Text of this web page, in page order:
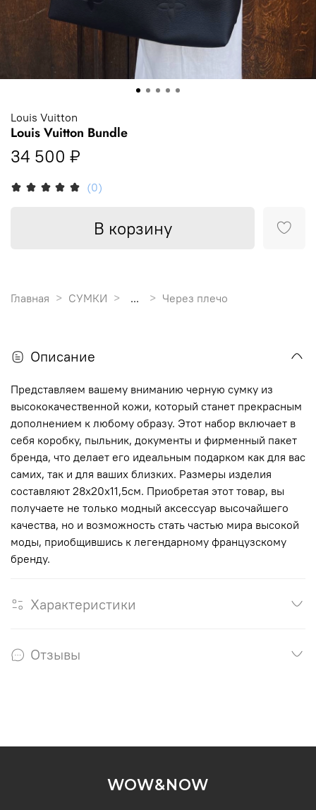
(0)
Louis Vuitton
Louis Vuitton Bundle
34 500 ₽
В корзину
Главная СУМКИ ... Через плечо
Описание
Представляем вашему вниманию черную сумку из
высококачественной кожи, который станет прекрасным
дополнением к любому образу. Этот набор включает в
себя коробку, пыльник, документы и фирменный пакет
бренда, что делает его идеальным подарком как для вас
самих, так и для ваших близких. Размеры изделия
составляют 28х20х11,5см. Приобретая этот товар, вы
получаете не только модный аксессуар высочайшего
качества, но и возможность стать частью мира высокой
моды, приобщившись к легендарному французскому
бренду.
Характеристики
Отзывы
WOW&NOW